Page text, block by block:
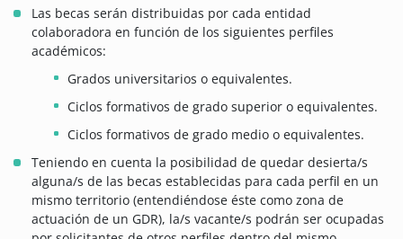
Las becas serán distribuidas por cada entidad
colaboradora en función de los siguientes perfiles
académicos:
Grados universitarios o equivalentes.
Ciclos formativos de grado superior o equivalentes.
Ciclos formativos de grado medio o equivalentes.
Teniendo en cuenta la posibilidad de quedar desierta/s
alguna/s de las becas establecidas para cada perfil en un
mismo territorio (entendiéndose éste como zona de
actuación de un GDR), la/s vacante/s podrán ser ocupadas